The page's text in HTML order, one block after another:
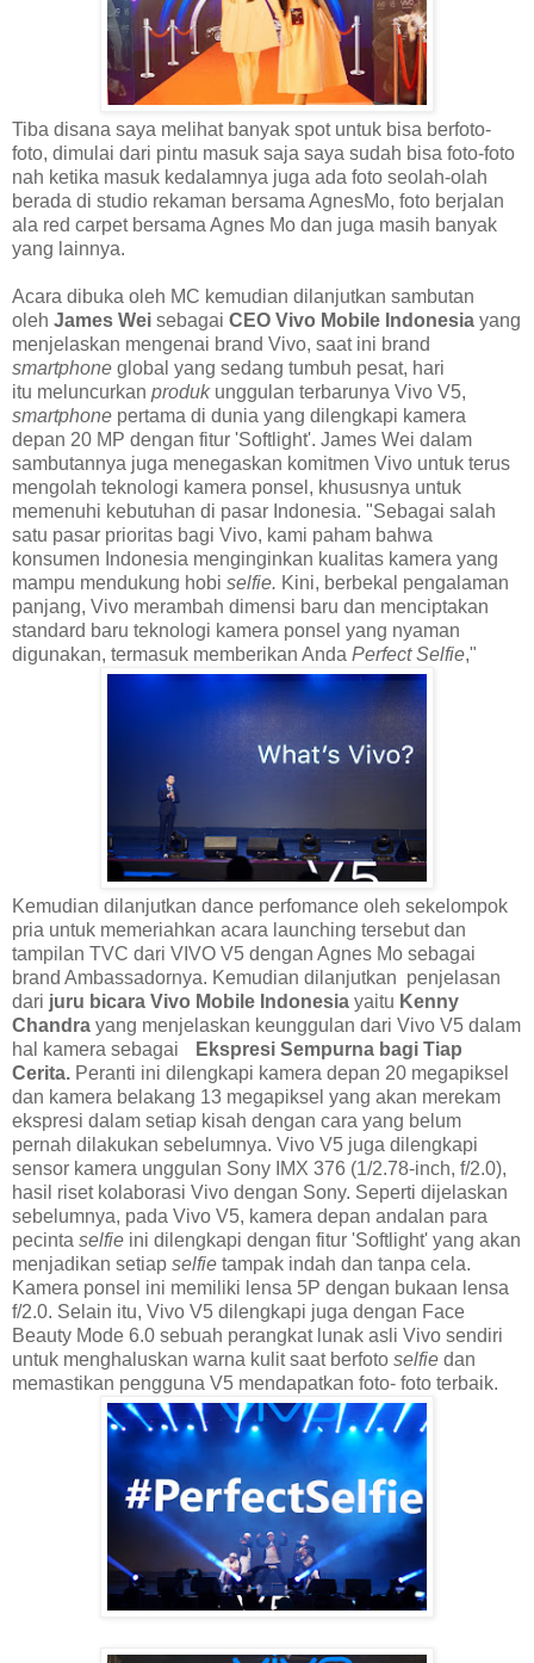
Tiba disana saya melihat banyak spot untuk bisa berfoto-
foto, dimulai dari pintu masuk saja saya sudah bisa foto-foto
nah ketika masuk kedalamnya juga ada foto seolah-olah
berada di studio rekaman bersama AgnesMo, foto berjalan
ala red carpet bersama Agnes Mo dan juga masih banyak
yang lainnya.
Acara dibuka oleh MC kemudian dilanjutkan sambutan
oleh James Wei sebagai CEO Vivo Mobile Indonesia yang
menjelaskan mengenai brand Vivo, saat ini brand
smartphone global yang sedang tumbuh pesat, hari
itu meluncurkan produk unggulan terbarunya Vivo V5,
smartphone pertama di dunia yang dilengkapi kamera
depan 20 MP dengan fitur 'Softlight'. James Wei dalam
sambutannya juga menegaskan komitmen Vivo untuk terus
mengolah teknologi kamera ponsel, khususnya untuk
memenuhi kebutuhan di pasar Indonesia. "Sebagai salah
satu pasar prioritas bagi Vivo, kami paham bahwa
konsumen Indonesia menginginkan kualitas kamera yang
mampu mendukung hobi selfie. Kini, berbekal pengalaman
panjang, Vivo merambah dimensi baru dan menciptakan
standard baru teknologi kamera ponsel yang nyaman
digunakan, termasuk memberikan Anda Perfect Selfie,"
Kemudian dilanjutkan dance perfomance oleh sekelompok
pria untuk memeriahkan acara launching tersebut dan
tampilan TVC dari VIVO V5 dengan Agnes Mo sebagai
brand Ambassadornya. Kemudian dilanjutkan penjelasan
dari juru bicara Vivo Mobile Indonesia yaitu Kenny
Chandra yang menjelaskan keunggulan dari Vivo V5 dalam
hal kamera sebagai
Ekspresi Sempurna bagi Tiap
Cerita. Peranti ini dilengkapi kamera depan 20 megapiksel
dan kamera belakang 13 megapiksel yang akan merekam
ekspresi dalam setiap kisah dengan cara yang belum
pernah dilakukan sebelumnya. Vivo V5 juga dilengkapi
sensor kamera unggulan Sony IMX 376 (1/2.78-inch, f/2.0),
hasil riset kolaborasi Vivo dengan Sony. Seperti dijelaskan
sebelumnya, pada Vivo V5, kamera depan andalan para
pecinta selfie ini dilengkapi dengan fitur 'Softlight' yang akan
menjadikan setiap selfie tampak indah dan tanpa cela.
Kamera ponsel ini memiliki lensa 5P dengan bukaan lensa
f/2.0. Selain itu, Vivo V5 dilengkapi juga dengan Face
Beauty Mode 6.0 sebuah perangkat lunak asli Vivo sendiri
untuk menghaluskan warna kulit saat berfoto selfie dan
memastikan pengguna V5 mendapatkan foto- foto terbaik.